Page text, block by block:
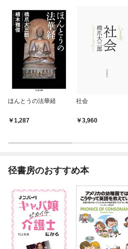
ほんとうの法華経
1,287
社会
3,960
径書房のおすすめ本